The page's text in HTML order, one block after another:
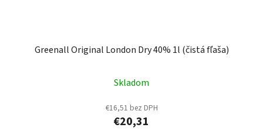
Greenall Original London Dry 40% 1l (čistá fľaša)
Skladom
€16,51 bez DPH
€20,31